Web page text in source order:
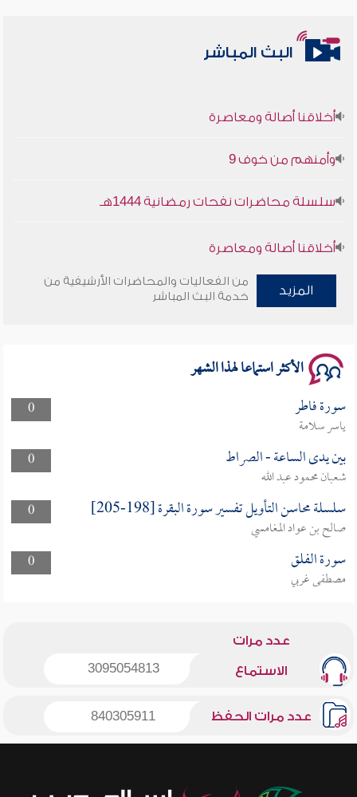
البث المباشر
أخلاقنا أصالة ومعاصرة
وأمنهم من خوف 9
أخلاقنا أصالة ومعاصرة
وأمنهم من خوف 9
المزيد
من الفعاليات والمحاضرات الأرشيفية من
خدمة البث المباشر
الأكثر استماعا لهذا الشهر
0 سورة فاطر
ياسر سلامة
0
بين يدى الساعة - الصراط
شعبان محمود عبد الله
0
سلسلة محاسن التأويل تفسير سورة البقرة [198-205]
صالح بن عواد المغامسي
0
سورة الفلق
مصطفى غربي
عدد مرات
الاستماع 3095054813
عدد مرات الحفظ 840305911